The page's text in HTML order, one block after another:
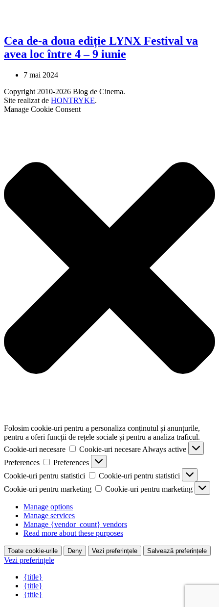
Cea de-a doua ediție LYNX Festival va
avea loc între 4 – 9 iunie
7 mai 2024
Copyright 2010-2026 Blog de Cinema.
Site realizat de HONTRYKE.
Manage Cookie Consent
Folosim cookie-uri pentru a personaliza conținutul și anunțurile,
pentru a oferi funcții de rețele sociale și pentru a analiza traficul.
Cookie-uri necesare
Cookie-uri necesare Always active
Preferences
Preferences
Cookie-uri pentru statistici
Cookie-uri pentru statistici
Cookie-uri pentru marketing
Cookie-uri pentru marketing
Manage options
Manage services
Manage {vendor_count} vendors
Read more about these purposes
Toate cookie-urile Deny Vezi preferințele Salvează preferințele
Vezi preferințele
{title}
{title}
{title}